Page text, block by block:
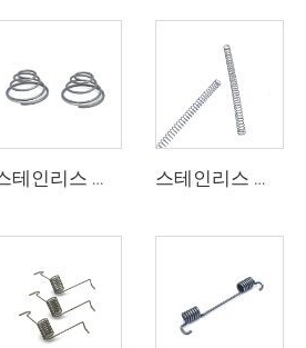
스테인리스 스틸 원뿔형 타워 스프링 압축 스프링 대량 판매 스테인리스 스틸 맞춤 소형 코일 압축 스프링 대량 판매